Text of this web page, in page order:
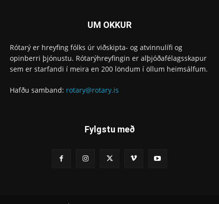
UM OKKUR
Rótarý er hreyfing fólks úr viðskipta- og atvinnulífi og
opinberri þjónustu. Rótarýhreyfingin er alþjóðafélagsskapur
sem er starfandi í meira en 200 löndum í öllum heimsálfum.
Hafðu samband: rotary@rotary.is
Fylgstu með